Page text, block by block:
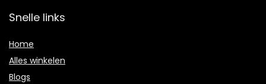
Snelle links
Home
Alles winkelen
Blogs